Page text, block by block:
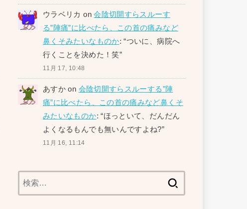
ウラベリカ on会陰切開すらスルーす
る”陣痛”に比べたら、この首の痛みなど
鼻くそみたいなものか: “ついに、病院へ
行くことを決めた！笑”
11月 17, 10:48
あすか on 会陰切開すらスルーする”陣
痛”に比べたら、この首の痛みなど鼻くそ
みたいなものか: “ほっといて、だんだん
よくなるもんでも無いんですよね?”
11月 16, 11:14